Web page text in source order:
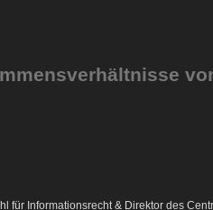
für Informationsrecht & Direktor des